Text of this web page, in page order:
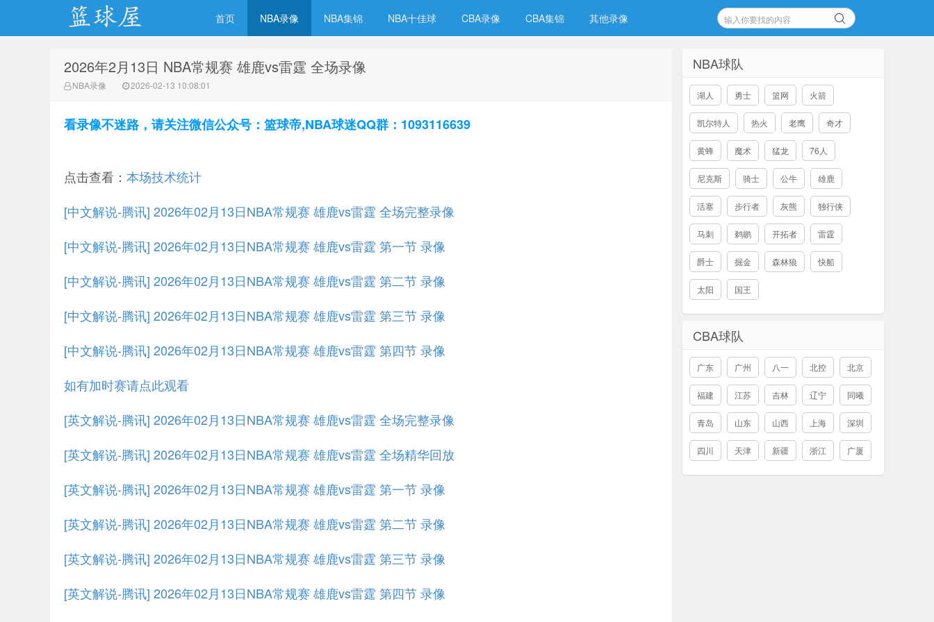
NBA录像网
首页 NBA录像 NBA集锦 NBA十佳球 CBA录像 CBA集锦 其他录像
2026年2月13日 NBA常规赛 雄鹿vs雷霆 全场录像
NBA录像 2026-02-13 10:08:01
看录像不迷路，请关注微信公众号：篮球帝,NBA球迷QQ群：1093116639
点击查看： 本场技术统计
[中文解说-腾讯] 2026年02月13日NBA常规赛 雄鹿vs雷霆 全场完整录像
[中文解说-腾讯] 2026年02月13日NBA常规赛 雄鹿vs雷霆 第一节 录像
[中文解说-腾讯] 2026年02月13日NBA常规赛 雄鹿vs雷霆 第二节 录像
[中文解说-腾讯] 2026年02月13日NBA常规赛 雄鹿vs雷霆 第三节 录像
[中文解说-腾讯] 2026年02月13日NBA常规赛 雄鹿vs雷霆 第四节 录像
如有加时赛请点此观看
[英文解说-腾讯] 2026年02月13日NBA常规赛 雄鹿vs雷霆 全场完整录像
[英文解说-腾讯] 2026年02月13日NBA常规赛 雄鹿vs雷霆 全场精华回放
[英文解说-腾讯] 2026年02月13日NBA常规赛 雄鹿vs雷霆 第一节 录像
[英文解说-腾讯] 2026年02月13日NBA常规赛 雄鹿vs雷霆 第二节 录像
[英文解说-腾讯] 2026年02月13日NBA常规赛 雄鹿vs雷霆 第三节 录像
[英文解说-腾讯] 2026年02月13日NBA常规赛 雄鹿vs雷霆 第四节 录像
NBA球队
湖人 勇士 篮网 火箭
凯尔特人 热火 老鹰 奇才
黄蜂 魔术 猛龙 76人
尼克斯 骑士 公牛 雄鹿
活塞 步行者 灰熊 独行侠
马刺 鹈鹕 开拓者 雷霆
爵士 掘金 森林狼 快船
太阳 国王
CBA球队
广东 广州 八一 北控 北京
福建 江苏 吉林 辽宁 同曦
青岛 山东 山西 上海 深圳
四川 天津 新疆 浙江 广厦